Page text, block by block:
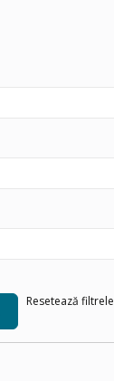
Resetează filtrele